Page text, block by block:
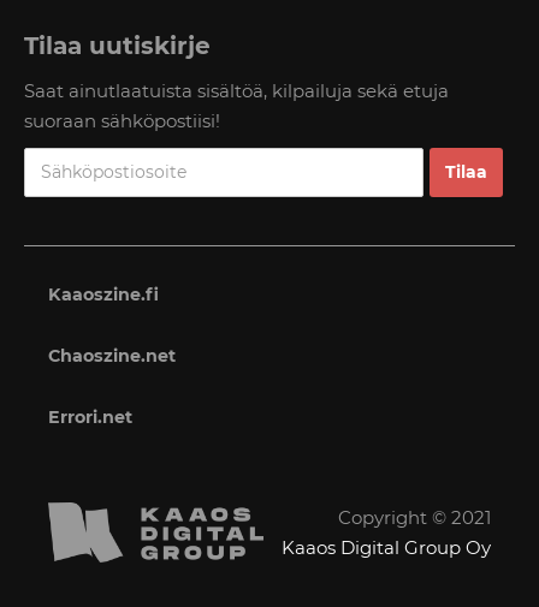
Tilaa uutiskirje
Saat ainutlaatuista sisältöä, kilpailuja sekä etuja
suoraan sähköpostiisi!
Kaaoszine.fi
Chaoszine.net
Errori.net
Copyright © 2021
Kaaos Digital Group Oy